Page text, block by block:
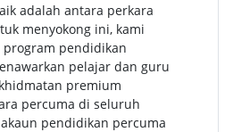
adalah antara perkara
menyokong ini, kami
pendidikan
pelajar dan guru
premium
percuma di seluruh
pendidikan percuma